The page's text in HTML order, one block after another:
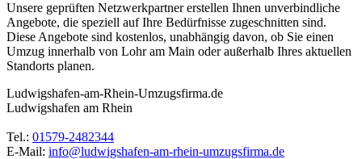
Unsere geprüften Netzwerkpartner erstellen Ihnen unverbindliche
Angebote, die speziell auf Ihre Bedürfnisse zugeschnitten sind.
Diese Angebote sind kostenlos, unabhängig davon, ob Sie einen
Umzug innerhalb von Lohr am Main oder außerhalb Ihres aktuellen
Standorts planen.
Ludwigshafen-am-Rhein-Umzugsfirma.de
Ludwigshafen am Rhein
Tel.: 01579-2482344
E-Mail: info@ludwigshafen-am-rhein-umzugsfirma.de